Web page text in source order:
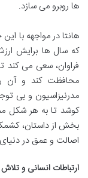
ها روبرو می سازد.
هانتا در مواجهه با
که سال ها برایش
فراوان، سعی می کند
محافظت کند و آن را
مدرنیزاسیون و بی
کوشد تا به هر شکل
بخش از داستان،
اصالت و عمق در
ارتباطات انسانی و تلاش